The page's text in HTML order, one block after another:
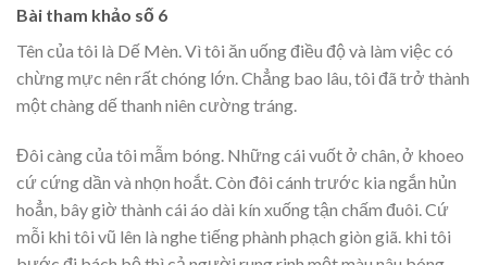
Bài tham khảo số 6
Tên của tôi là Dế Mèn. Vì tôi ăn uống điều độ và làm việc có
chừng mực nên rất chóng lớn. Chẳng bao lâu, tôi đã trở thành
một chàng dế thanh niên cường tráng.
Đôi càng của tôi mẫm bóng. Những cái vuốt ở chân, ở khoeo
cứ cứng dần và nhọn hoắt. Còn đôi cánh trước kia ngắn hủn
hoẳn, bây giờ thành cái áo dài kín xuống tận chấm đuôi. Cứ
mỗi khi tôi vũ lên là nghe tiếng phành phạch giòn giã. khi tôi